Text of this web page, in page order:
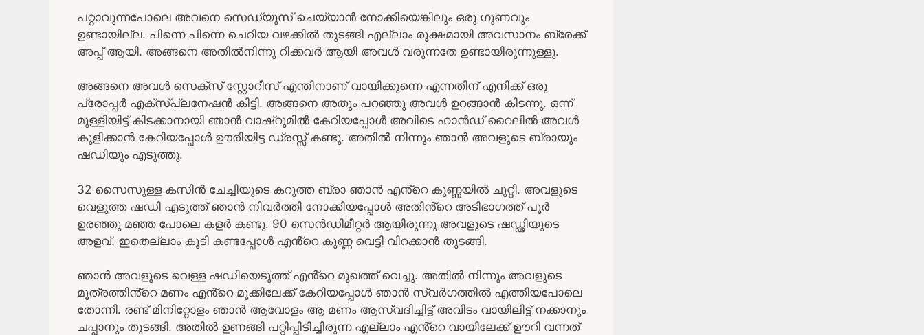
പറ്റാവുന്നപോലെ അവനെ സെഡ്യുസ് ചെയ്യാൻ നോക്കിയെങ്കിലും ഒരു ഗുണവും
ഉണ്ടായില്ല. പിന്നെ പിന്നെ ചെറിയ വഴക്കിൽ തുടങ്ങി എല്ലാം രൂക്ഷമായി അവസാനം ബ്രേക്ക്‌
അപ്പ്‌ ആയി. അങ്ങനെ അതിൽനിന്നു റിക്കവർ ആയി അവൾ വരുന്നതേ ഉണ്ടായിരുന്നുള്ളു.
അങ്ങനെ അവൾ സെക്സ് സ്റ്റോറീസ് എന്തിനാണ് വായിക്കുന്നെ എന്നതിന് എനിക്ക് ഒരു
പ്രോപ്പർ എക്സ്പ്ലനേഷൻ കിട്ടി. അങ്ങനെ അതും പറഞ്ഞു അവൾ ഉറങ്ങാൻ കിടന്നു. ഒന്ന്
മുള്ളിയിട്ട് കിടക്കാനായി ഞാൻ വാഷ്‌റൂമിൽ കേറിയപ്പോൾ അവിടെ ഹാൻഡ് റൈലിൽ അവൾ
കുളിക്കാൻ കേറിയപ്പോൾ ഊരിയിട്ട ഡ്രസ്സ്‌ കണ്ടു. അതിൽ നിന്നും ഞാൻ അവളുടെ ബ്രായും
ഷഡിയും എടുത്തു.
32 സൈസുള്ള കസിൻ ചേച്ചിയുടെ കറുത്ത ബ്രാ ഞാൻ എൻ്റെ കുണ്ണയിൽ ചുറ്റി. അവളുടെ
വെളുത്ത ഷഡി എടുത്ത് ഞാൻ നിവർത്തി നോക്കിയപ്പോൾ അതിൻ്റെ അടിഭാഗത്ത് പൂർ
ഉരഞ്ഞു മഞ്ഞ പോലെ കളർ കണ്ടു. 90 സെൻഡിമീറ്റർ ആയിരുന്നു അവളുടെ ഷഡ്ഢിയുടെ
അളവ്. ഇതെല്ലാം കൂടി കണ്ടപ്പോൾ എൻ്റെ കുണ്ണ വെട്ടി വിറക്കാൻ തുടങ്ങി.
ഞാൻ അവളുടെ വെള്ള ഷഡിയെടുത്ത് എൻ്റെ മുഖത്ത് വെച്ചു. അതിൽ നിന്നും അവളുടെ
മൂത്രത്തിൻ്റെ മണം എൻ്റെ മൂക്കിലേക്ക് കേറിയപ്പോൾ ഞാൻ സ്വർഗത്തിൽ എത്തിയപോലെ
തോന്നി. രണ്ട് മിനിറ്റോളം ഞാൻ ആവോളം ആ മണം ആസ്വദിച്ചിട്ട് അവിടം വായിലിട്ട് നക്കാനും
ചപ്പാനും തുടങ്ങി. അതിൽ ഉണങ്ങി പറ്റിപ്പിടിച്ചിരുന്ന എല്ലാം എൻ്റെ വായിലേക്ക് ഊറി വന്നത്